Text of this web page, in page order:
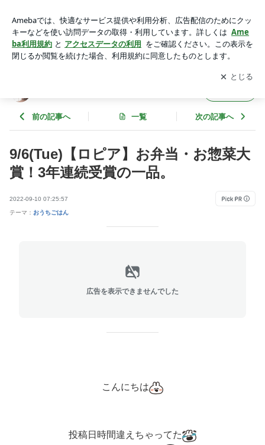
品。 | ♡今夜もお腹いっぱい酔っ払い！ブログ♡
アプリをダウンロードして ブログの更新通知
を受け取りまし
ょう。
開く
前の記事へ 一覧 次の記事へ
9/6(Tue)【ロピア】お弁当・お惣菜大
賞！3年連続受賞の一品。
2022-09-10 07:25:57
テーマ： おうちごはん
広告を表示できませんでした
こんにちは
投稿日時間違えちゃってた